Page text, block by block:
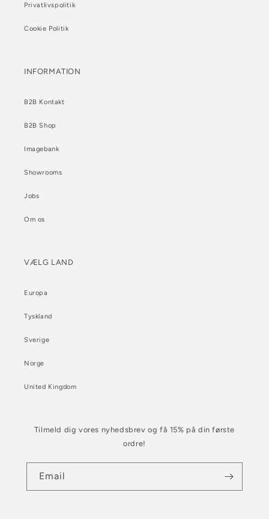
Privatlivspolitik
Cookie Politik
INFORMATION
B2B Kontakt
B2B Shop
Imagebank
Showrooms
Jobs
Om os
VÆLG LAND
Europa
Tyskland
Sverige
Norge
United Kingdom
Tilmeld dig vores nyhedsbrev og få 15% på din første
ordre!
Email